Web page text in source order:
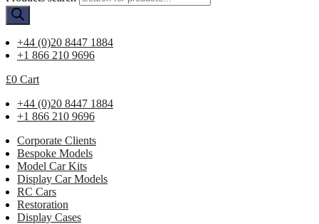
+44 (0)20 8447 1884
+1 866 210 9696
£0 Cart
+44 (0)20 8447 1884
+1 866 210 9696
Corporate Clients
Bespoke Models
Model Car Kits
Display Car Models
RC Cars
Restoration
Display Cases